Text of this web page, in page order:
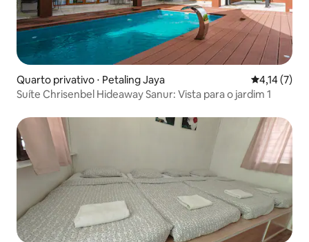
Quarto privativo ⋅ Petaling Jaya 4,14 de
4,14 (7)
Suíte Chrisenbel Hideaway Sanur: Vista para o jardim 1